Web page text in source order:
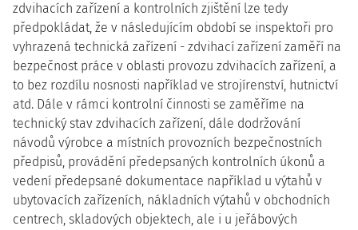
zdvihacích zařízení a kontrolních zjištění lze tedy
předpokládat, že v následujícím období se inspektoři pro
vyhrazená technická zařízení - zdvihací zařízení zaměří na
bezpečnost práce v oblasti provozu zdvihacích zařízení, a
to bez rozdílu nosnosti například ve strojírenství, hutnictví
atd. Dále v rámci kontrolní činnosti se zaměříme na
technický stav zdvihacích zařízení, dále dodržování
návodů výrobce a místních provozních bezpečnostních
předpisů, provádění předepsaných kontrolních úkonů a
vedení předepsané dokumentace například u výtahů v
ubytovacích zařízeních, nákladních výtahů v obchodních
centrech, skladových objektech, ale i u jeřábových